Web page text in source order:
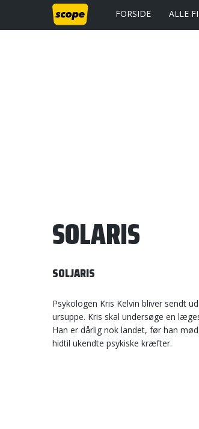
FORSIDE ALLE
SOLARIS
SOLJARIS
Psykologen Kris Kelvin bliver sendt
ursuppe. Kris skal undersøge en
Han er dårlig nok landet, før han
hidtil ukendte psykiske kræfter.